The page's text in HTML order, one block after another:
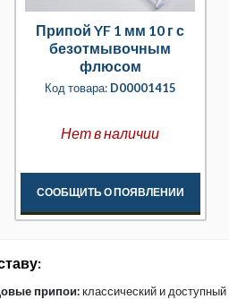
Припой YF 1 мм 10 г с
безотмывочным
флюсом
Код товара:D00001415
Нет в наличии
СООБЩИТЬ О ПОЯВЛЕНИИ
припои:классический и